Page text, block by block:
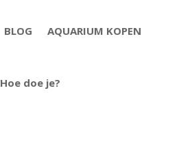
BLOG AQUARIUM KOPEN
Hoe doe je?